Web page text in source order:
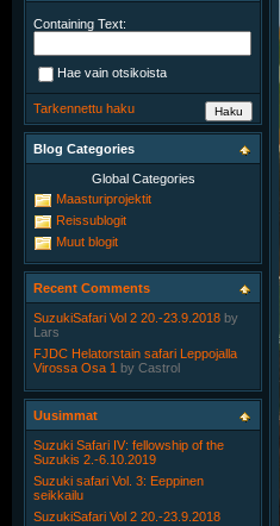
Containing Text:
Hae vain otsikoista
Tarkennettu haku
Blog Categories
Global Categories
Maasturiprojektit
Reissublogit
Muut blogit
Recent Comments
SuzukiSafari Vol 2 20.-23.9.2018 by
Lars
FJDC Helatorstain safari Leppojalla
Virossa Osa 1 by Castrol
Uusimmat
Suzuki Safari IV: fellowship of the
Suzukis 2.-6.10.2019
Suzuki safari Vol. 3: Eeppinen
seikkailu
SuzukiSafari Vol 2 20.-23.9.2018